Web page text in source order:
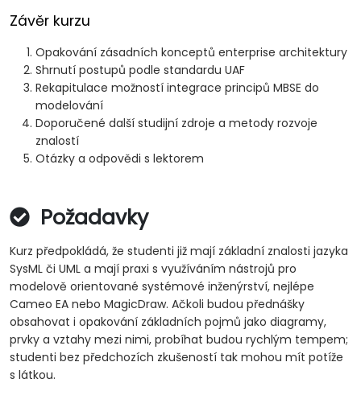
Závěr kurzu
Opakování zásadních konceptů enterprise architektury
Shrnutí postupů podle standardu UAF
Rekapitulace možností integrace principů MBSE do
modelování
Doporučené další studijní zdroje a metody rozvoje
znalostí
Otázky a odpovědi s lektorem
Požadavky
Kurz předpokládá, že studenti již mají základní znalosti jazyka
SysML či UML a mají praxi s využíváním nástrojů pro
modelově orientované systémové inženýrství, nejlépe
Cameo EA nebo MagicDraw. Ačkoli budou přednášky
obsahovat i opakování základních pojmů jako diagramy,
prvky a vztahy mezi nimi, probíhat budou rychlým tempem;
studenti bez předchozích zkušeností tak mohou mít potíže
s látkou.